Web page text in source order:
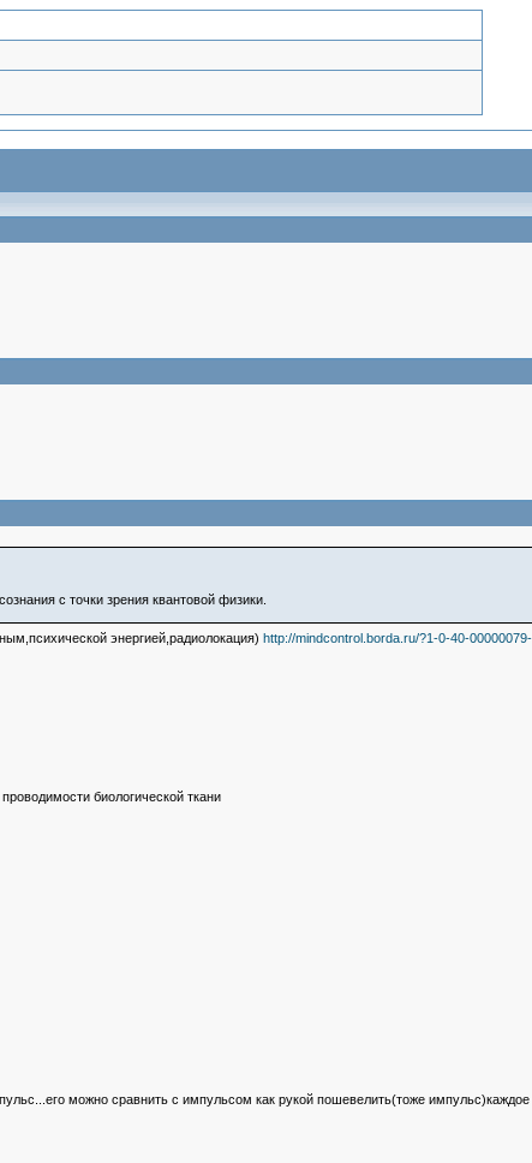
с точки зрения квантовой физики.
энергией,радиолокация) http://mindcontrol.borda.ru/?1-0-40-
биологической ткани
можно сравнить с импульсом как рукой пошевелить(тоже импульс)каждое